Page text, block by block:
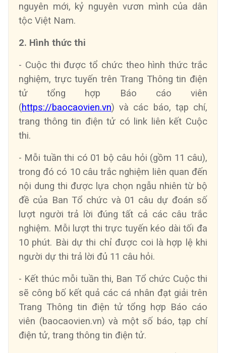
nguyên mới, kỷ nguyên vươn mình của dân
tộc Việt Nam.
2. Hình thức thi
- Cuộc thi được tổ chức theo hình thức trắc
nghiệm, trực tuyến trên Trang Thông tin điện
tử tổng hợp Báo cáo viên
(https://baocaovien.vn) và các báo, tạp chí,
trang thông tin điện tử có link liên kết Cuộc
thi.
- Mỗi tuần thi có 01 bộ câu hỏi (gồm 11 câu),
trong đó có 10 câu trắc nghiệm liên quan đến
nội dung thi được lựa chọn ngẫu nhiên từ bộ
đề của Ban Tổ chức và 01 câu dự đoán số
lượt người trả lời đúng tất cả các câu trắc
nghiệm. Mỗi lượt thi trực tuyến kéo dài tối đa
10 phút. Bài dự thi chỉ được coi là hợp lệ khi
người dự thi trả lời đủ 11 câu hỏi.
- Kết thúc mỗi tuần thi, Ban Tổ chức Cuộc thi
sẽ công bố kết quả các cá nhân đạt giải trên
Trang Thông tin điện tử tổng hợp Báo cáo
viên (baocaovien.vn) và một số báo, tạp chí
điện tử, trang thông tin điện tử.